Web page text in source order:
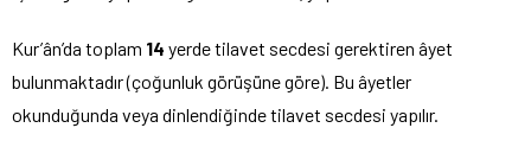
Kur’ân’da toplam 14 yerde tilavet secdesi gerektiren âyet
bulunmaktadır (çoğunluk görüşüne göre). Bu âyetler
okunduğunda veya dinlendiğinde tilavet secdesi yapılır.